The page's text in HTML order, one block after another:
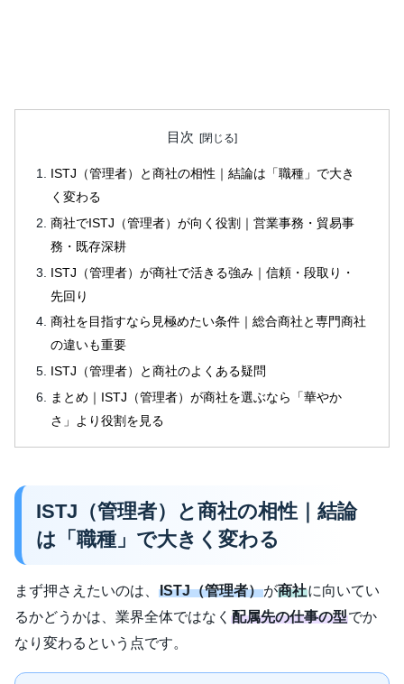
目次
ISTJ（管理者）と商社の相性｜結論は「職種」で大き
く変わる
商社でISTJ（管理者）が向く役割｜営業事務・貿易事
務・既存深耕
ISTJ（管理者）が商社で活きる強み｜信頼・段取り・
先回り
商社を目指すなら見極めたい条件｜総合商社と専門商社
の違いも重要
ISTJ（管理者）と商社のよくある疑問
まとめ｜ISTJ（管理者）が商社を選ぶなら「華やか
さ」より役割を見る
ISTJ（管理者）と商社の相性｜結論
は「職種」で大きく変わる
まず押さえたいのは、 ISTJ（管理者）が商社に向いてい
るかどうかは、業界全体ではなく 配属先の仕事の型でか
なり変わるという点です。